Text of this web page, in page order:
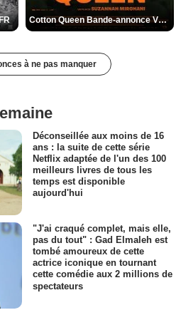
Cotton Queen Bande-annonce VO STFR
à ne pas manquer
Déconseillée aux moins de 16
ans : la suite de cette série
Netflix adaptée de l'un des 100
meilleurs livres de tous les
temps est disponible
aujourd'hui
"J'ai craqué complet, mais elle,
pas du tout" : Gad Elmaleh est
tombé amoureux de cette
actrice iconique en tournant
cette comédie aux 2 millions de
spectateurs